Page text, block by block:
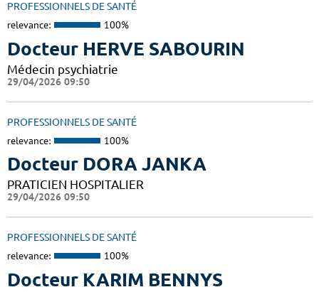
PROFESSIONNELS DE SANTÉ
relevance: 100%
Docteur HERVE SABOURIN
Médecin psychiatrie
29/04/2026 09:50
PROFESSIONNELS DE SANTÉ
relevance: 100%
Docteur DORA JANKA
PRATICIEN HOSPITALIER
29/04/2026 09:50
PROFESSIONNELS DE SANTÉ
relevance: 100%
Docteur KARIM BENNYS